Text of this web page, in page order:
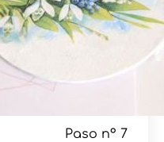
Paso nº 7